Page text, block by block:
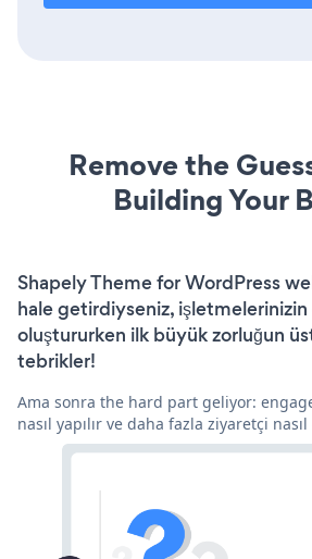
Remove the
Building Your
Shapely Theme for WordPress
hale getirdiyseniz, işletmelerinizin
oluştururken ilk büyük zorluğun
tebrikler!
Ama sonra the hard part geliyor:
nasıl yapılır ve daha fazla ziyaretçi